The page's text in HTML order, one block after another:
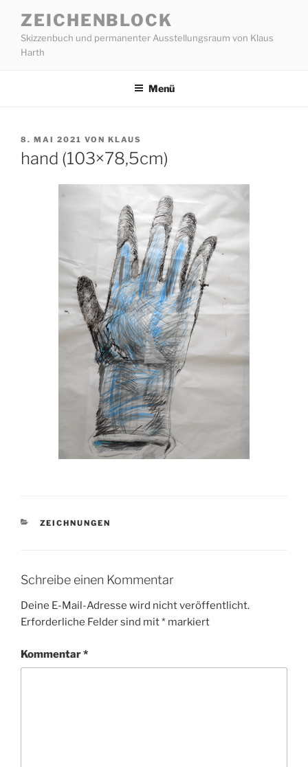
Inhalt
springen
ZEICHENBLOCK
Skizzenbuch und permanenter Ausstellungsraum von Klaus
Harth
Menü
VERÖFFENTLICHT
AM
8. MAI 2021 VON KLAUS
hand (103×78,5cm)
KATEGORIEN
ZEICHNUNGEN
Schreibe einen Kommentar
Deine E-Mail-Adresse wird nicht veröffentlicht.
Erforderliche Felder sind mit* markiert
Kommentar*